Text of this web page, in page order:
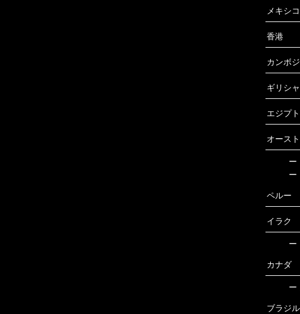
メキシコ
香港
カンボ
ギリシャ
エジプト
オース
ー
ー
ペルー
イラク
ー
カナダ
ー
ブラジル